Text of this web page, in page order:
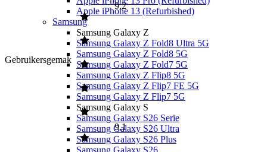
Apple iPhone 13 (Refurbished)
Samsung
Samsung Galaxy Z
Samsung Galaxy Z Fold8 Ultra 5G
Samsung Galaxy Z Fold8 5G
Samsung Galaxy Z Fold7 5G
Samsung Galaxy Z Flip8 5G
Samsung Galaxy Z Flip7 FE 5G
Samsung Galaxy Z Flip7 5G
Samsung Galaxy S
Samsung Galaxy S26 Serie
Samsung Galaxy S26 Ultra
Samsung Galaxy S26 Plus
Samsung Galaxy S26
Gebruikersgemak
9,2
9,1